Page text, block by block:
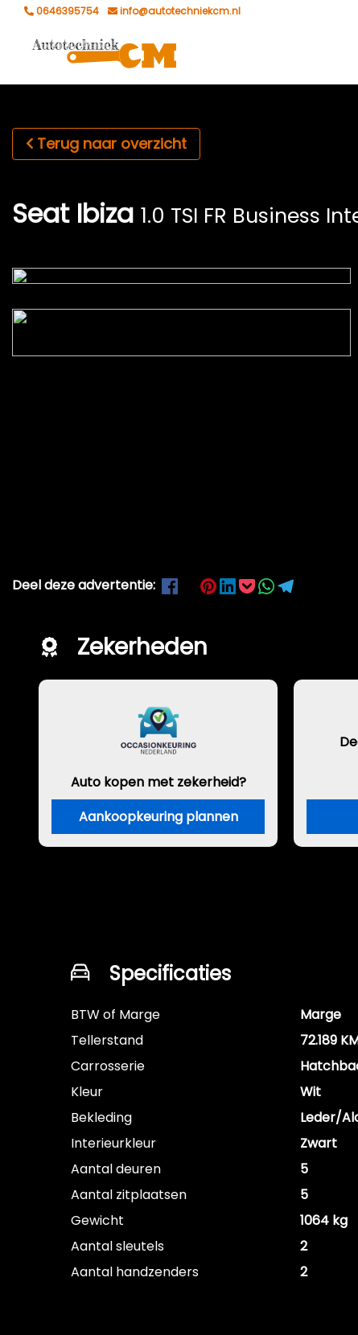
0646395754 info@autotechniekcm.nl
Terug naar overzicht
Seat Ibiza 1.0 TSI FR Business
Deel deze advertentie:
Zekerheden
Auto kopen met zekerheid?
Aankoopkeuring plannen
Specificaties
BTW of Marge
Marge
Tellerstand
72.189
Carrosserie
Kleur
Wit
Bekleding
Leder/
Interieurkleur
Zwart
Aantal deuren
5
Aantal zitplaatsen
5
Gewicht
1064 kg
Aantal sleutels
2
Aantal handzenders
2